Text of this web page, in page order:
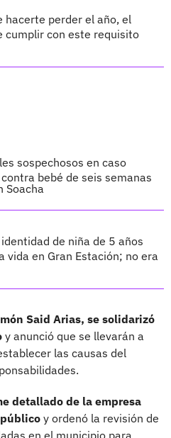
hacerte perder el año, el
cumplir con este requisito
sospechosos en caso
bebé de seis semanas
Soacha
de niña de 5 años
vida en Gran Estación; no era
Said Arias, se solidarizó
y anunció que se llevarán a
las causas del
detallado de la empresa
y ordenó la revisión de
en el municipio para